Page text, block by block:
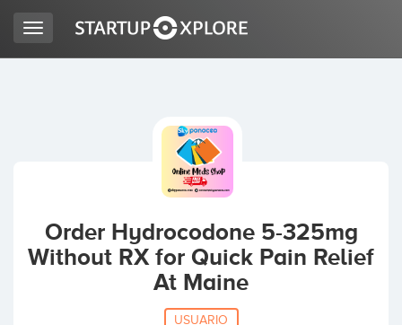
ACCESO
Toggle
navigation
Order Hydrocodone 5-325mg
Without RX for Quick Pain Relief
At Maine
USUARIO